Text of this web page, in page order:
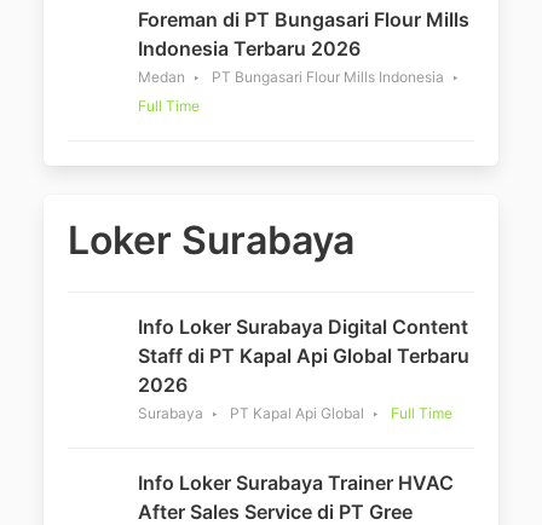
Foreman di PT Bungasari Flour Mills
Indonesia Terbaru 2026
Medan
PT Bungasari Flour Mills Indonesia
Full Time
Loker Surabaya
Info Loker Surabaya Digital Content
Staff di PT Kapal Api Global Terbaru
2026
Surabaya PT Kapal Api Global Full Time
Info Loker Surabaya Trainer HVAC
After Sales Service di PT Gree